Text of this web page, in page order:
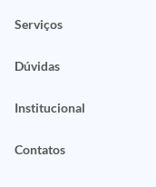
Serviços
Dúvidas
Institucional
Contatos